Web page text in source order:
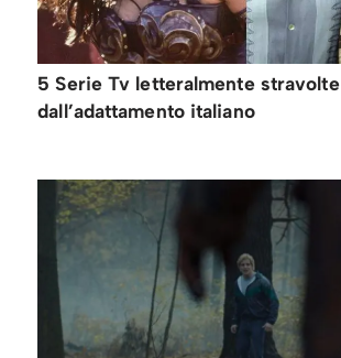
5 Serie Tv letteralmente stravolte
dall’adattamento italiano